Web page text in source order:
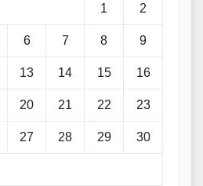
1 2
6 7 8 9
13 14 15 16
20 21 22 23
27 28 29 30